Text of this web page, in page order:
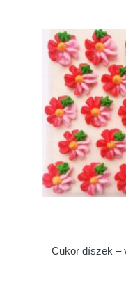
Cukor díszek –